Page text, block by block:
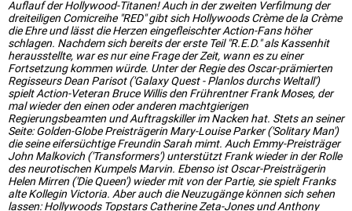
Auflauf der Hollywood-Titanen! Auch in der zweiten Verfilmung der
dreiteiligen Comicreihe "RED" gibt sich Hollywoods Crème de la Crème
die Ehre und lässt die Herzen eingefleischter Action-Fans höher
schlagen. Nachdem sich bereits der erste Teil "R.E.D." als Kassenhit
herausstellte, war es nur eine Frage der Zeit, wann es zu einer
Fortsetzung kommen würde. Unter der Regie des Oscar-prämierten
Regisseurs Dean Parisot ('Galaxy Quest - Planlos durchs Weltall')
spielt Action-Veteran Bruce Willis den Frührentner Frank Moses, der
mal wieder den einen oder anderen machtgierigen
Regierungsbeamten und Auftragskiller im Nacken hat. Stets an seiner
Seite: Golden-Globe Preisträgerin Mary-Louise Parker ('Solitary Man')
die seine eifersüchtige Freundin Sarah mimt. Auch Emmy-Preisträger
John Malkovich ('Transformers') unterstützt Frank wieder in der Rolle
des neurotischen Kumpels Marvin. Ebenso ist Oscar-Preisträgerin
Helen Mirren ('Die Queen') wieder mit von der Partie, sie spielt Franks
alte Kollegin Victoria. Aber auch die Neuzugänge können sich sehen
lassen: Hollywoods Topstars Catherine Zeta-Jones und Anthony